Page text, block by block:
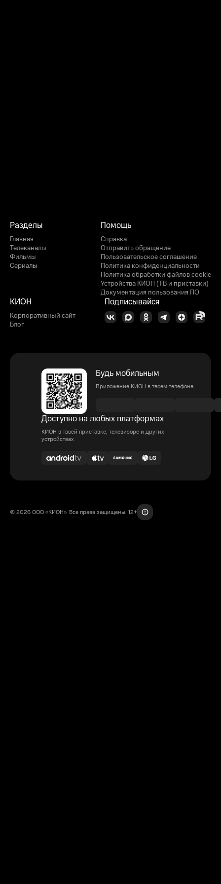
Разделы
Главная
Телеканалы
Фильмы
Сериалы
Помощь
Справка
Отправить обращение
Пользовательское соглашение
Политика конфиденциальности
Политика обработки файлов cookie
Устройства КИОН (ТВ и приставки)
Документация пользования ПО
КИОН
Корпоративный сайт
Блог
Подписывайся
Будь мобильным
Приложение КИОН в твоем телефоне
Доступно на любых платформах
КИОН в твоей приставке, телевизоре и других
устройствах
© 2026 ООО «КИОН». Все права защищены. 12+